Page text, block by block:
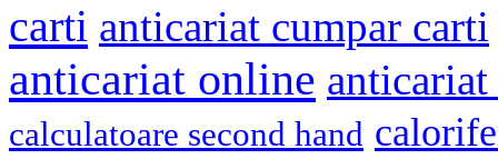
carti anticariat cumpar carti
anticariat online
calculatoare second hand